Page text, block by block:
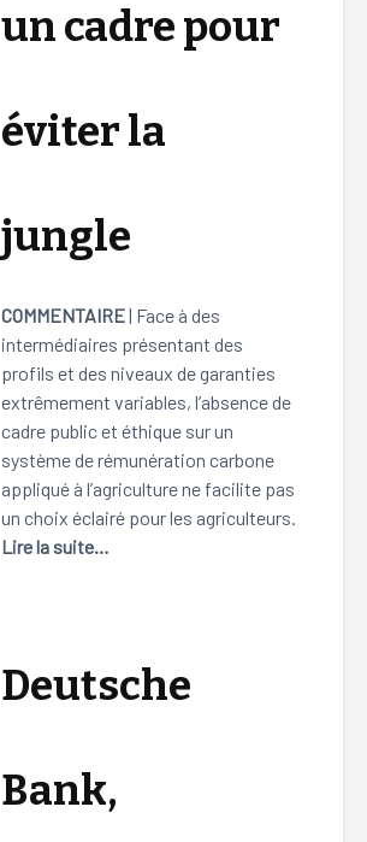
un cadre pour
éviter la
jungle
COMMENTAIRE| Face à des
intermédiaires présentant des
profils et des niveaux de garanties
extrêmement variables, l’absence de
cadre public et éthique sur un
système de rémunération carbone
appliqué à l’agriculture ne facilite pas
un choix éclairé pour les agriculteurs.
Lire la suite…
Deutsche
Bank,